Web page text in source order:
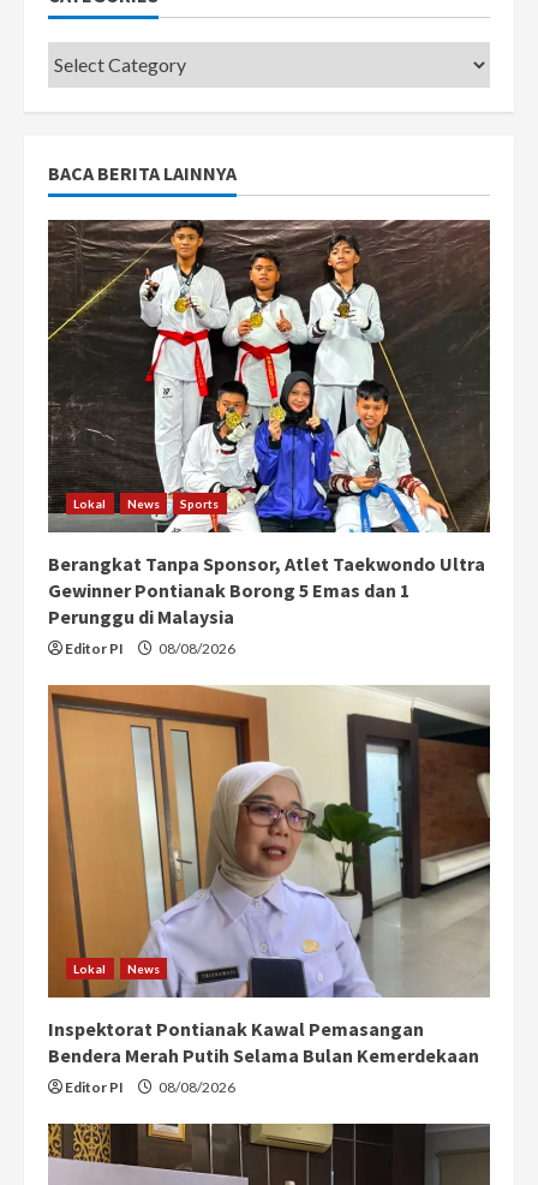
Categories
BACA BERITA LAINNYA
Lokal News Sports
Berangkat Tanpa Sponsor, Atlet Taekwondo Ultra
Gewinner Pontianak Borong 5 Emas dan 1
Perunggu di Malaysia
Editor PI 08/08/2026
Lokal News
Inspektorat Pontianak Kawal Pemasangan
Bendera Merah Putih Selama Bulan Kemerdekaan
Editor PI 08/08/2026